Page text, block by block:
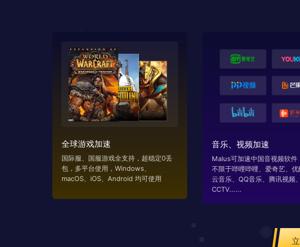
全球游戏加速
国际服、国服游戏全支持，超稳定0丢
包，多平台使用，Windows、
macOS、iOS、Android 均可使用
音乐、视频加速
Malus可加速中国音视频软件
不限于哔哩哔哩、爱奇艺、优
云音乐、QQ音乐、腾讯视频、
CCTV......